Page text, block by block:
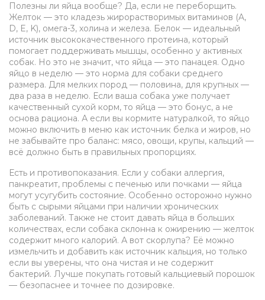
Полезны ли яйца вообще? Да, если не переборщить.
Желток — это кладезь жирорастворимых витаминов (A,
D, E, K), омега-3, холина и железа. Белок — идеальный
источник высококачественного протеина, который
помогает поддерживать мышцы, особенно у активных
собак. Но это не значит, что яйца — это панацея. Одно
яйцо в неделю — это норма для собаки среднего
размера. Для мелких пород — половина, для крупных —
два раза в неделю. Если ваша собака уже получает
качественный сухой корм, то яйца — это бонус, а не
основа рациона. А если вы кормите натуралкой, то яйцо
можно включить в меню как источник белка и жиров, но
не забывайте про баланс: мясо, овощи, крупы, кальций —
всё должно быть в правильных пропорциях.
Есть и противопоказания. Если у собаки аллергия,
панкреатит, проблемы с печенью или почками — яйца
могут усугубить состояние. Особенно осторожно нужно
быть с сырыми яйцами при наличии хронических
заболеваний. Также не стоит давать яйца в больших
количествах, если собака склонна к ожирению — желток
содержит много калорий. А вот скорлупа? Её можно
измельчить и добавить как источник кальция, но только
если вы уверены, что она чистая и не содержит
бактерий. Лучше покупать готовый кальциевый порошок
— безопаснее и точнее по дозировке.